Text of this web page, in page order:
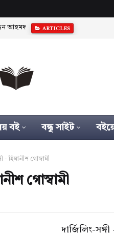
আহমদ ARTICLES
বই বন্ধু সাইট
- হিমানীশ গোস্বামী
গোস্বামী
দার্জিলিং-